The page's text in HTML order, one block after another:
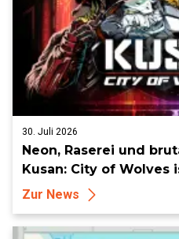
30. Juli 2026
Neon, Raserei und
Kusan: City of
Zur News